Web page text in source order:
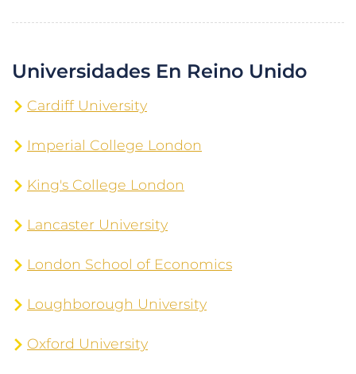
Universidades En Reino Unido
Cardiff University
Imperial College London
King's College London
Lancaster University
London School of Economics
Loughborough University
Oxford University